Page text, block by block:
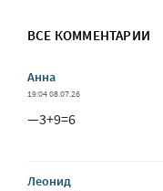
ВСЕ КОММЕНТАРИИ
Анна
19:04 08.07.26
—3+9=6
Леонид